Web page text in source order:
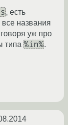
, есть
все названия
уж про
типа %in%.